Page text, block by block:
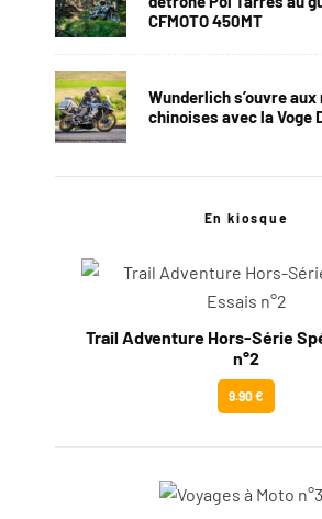
CFMOTO 450MT
Wunderlich s’ouvre
chinoises avec la Voge
En kiosque
Trail Adventure Hors-Série
n°2
9.90 €